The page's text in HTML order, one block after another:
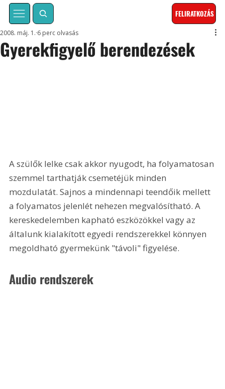
FELIRATKOZÁS
Gyerekfigyelő berendezések
2008. máj. 1. 6 perc olvasás
A szülők lelke csak akkor nyugodt, ha folyamatosan
szemmel tarthatják csemetéjük minden
mozdulatát. Sajnos a mindennapi teendőik mellett
a folyamatos jelenlét nehezen megvalósítható. A
kereskedelemben kapható eszközökkel vagy az
általunk kialakított egyedi rendszerekkel könnyen
megoldható gyermekünk "távoli" figyelése.
Audio rendszerek